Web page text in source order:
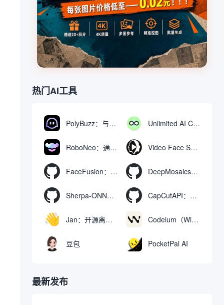
热门AI工具
PolyBuzz：与AI角色互动的免费聊天与角色扮演平台 Unlimited AI Chat：免费无限制的AI聊天工具
RoboNeo：通过聊天生成和编辑视频与图像的AI工具 Video Face Swap
FaceFusion：视频换脸增强工具|语音同步视频嘴型动作 DeepMosaics：自动去除图像和视频中的马赛克，或向其添加马赛克
Sherpa-ONNX：使用ONNXRuntime实现离线语音识别和合成 CapCutAPI：自动化控制CapCut视频剪辑的开源工具
Jan：开源离线AI助手，ChatGPT 替代品，运行本地AI模型或连接云端AI Codeium（Windsurf Editor）：免费的AI代码补全与聊天工具，Windsurf以对话方式编写完整项目代码
豆包 PocketPal AI
最新发布